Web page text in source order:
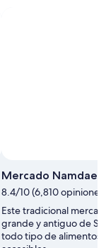
Mercado
8.4/10 (6,810 opiniones)
Este tradicional
grande y antiguo de
todo tipo de alimentos